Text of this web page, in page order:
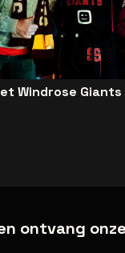
Windrose
ontvang